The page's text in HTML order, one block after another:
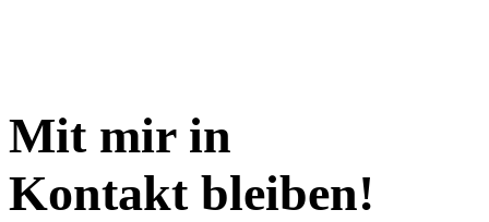
Mit mir in
Kontakt bleiben!